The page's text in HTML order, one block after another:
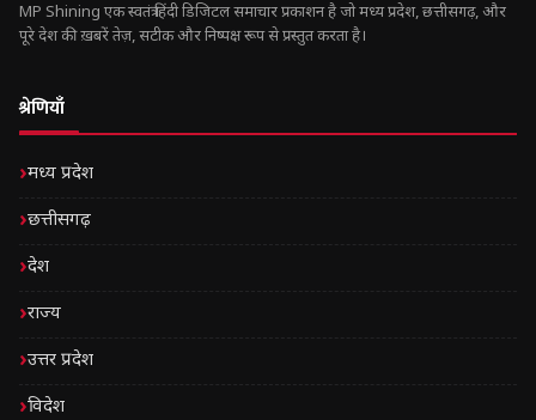
MP Shining एक स्वतंत्र हिंदी डिजिटल समाचार प्रकाशन है जो मध्य प्रदेश, छत्तीसगढ़, और
पूरे देश की ख़बरें तेज़, सटीक और निष्पक्ष रूप से प्रस्तुत करता है।
श्रेणियाँ
मध्य प्रदेश
छत्तीसगढ़
देश
राज्य
उत्तर प्रदेश
विदेश